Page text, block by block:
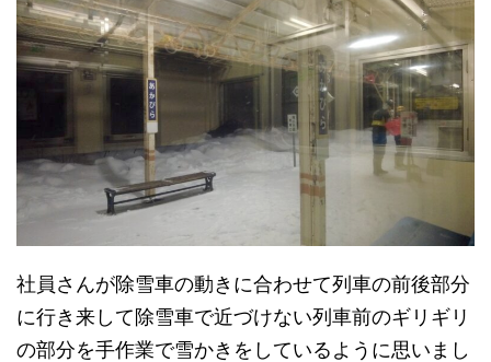
社員さんが除雪車の動きに合わせて列車の前後部分
に行き来して除雪車で近づけない列車前のギリギリ
の部分を手作業で雪かきをしているように思いまし